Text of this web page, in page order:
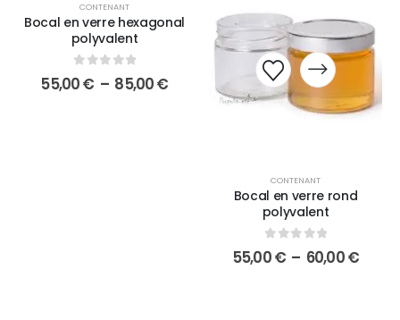
CONTENANT
Bocal en verre hexagonal
polyvalent
0 sur 5
55,00€ – 85,00€
CONTENANT
Bocal en verre rond
polyvalent
0 sur 5
55,00€ – 60,00€